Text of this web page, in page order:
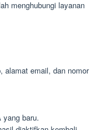
menghubungi layanan
alamat email, dan nomor
baru.